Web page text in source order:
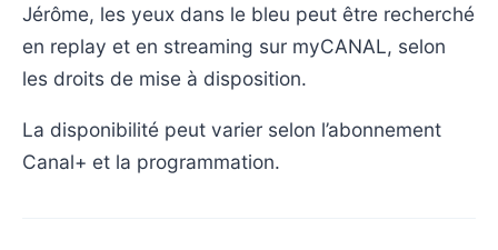
Jérôme, les yeux dans le bleu peut être recherché
en replay et en streaming sur myCANAL, selon
les droits de mise à disposition.
La disponibilité peut varier selon l’abonnement
Canal+ et la programmation.